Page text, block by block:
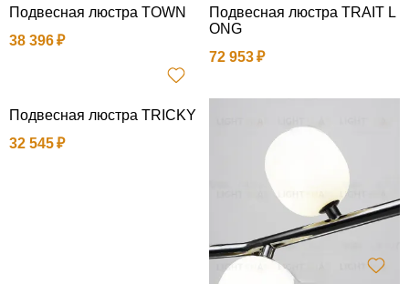
Подвесная люстра TOWN
38 396
Подвесная люстра TRAIT L
ONG
72 953
Подвесная люстра TRICKY
32 545